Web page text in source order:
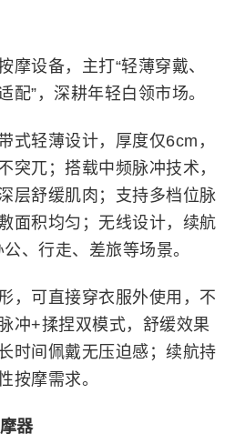
摩设备，主打“轻薄穿戴、
配”，深耕年轻白领市场。
式轻薄设计，厚度仅6cm，
突兀；搭载中频脉冲技术，
层舒缓肌肉；支持多档位脉
面积均匀；无线设计，续航
、行走、差旅等场景。
，可直接穿衣服外使用，不
冲+揉捏双模式，舒缓效果
时间佩戴无压迫感；续航持
按摩需求。
器